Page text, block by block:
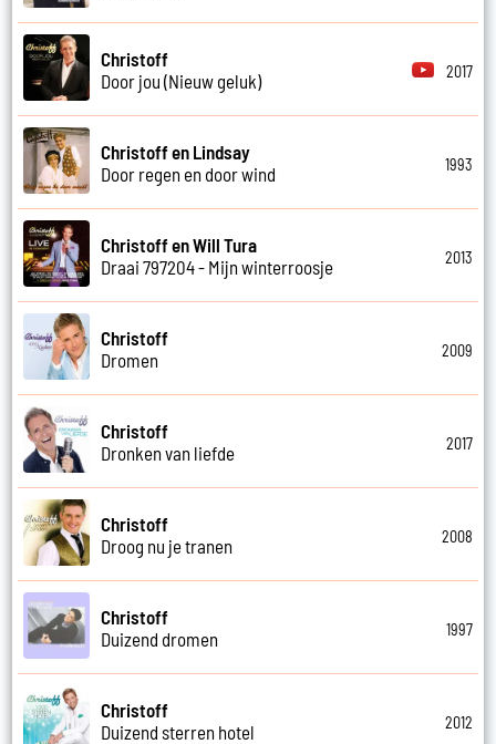
Christoff
Door jou (Nieuw geluk)
2017
Christoff en Lindsay
Door regen en door wind
1993
Christoff en Will Tura
Draai 797204 - Mijn winterroosje
2013
Christoff
Dromen
2009
Christoff
Dronken van liefde
2017
Christoff
Droog nu je tranen
2008
Christoff
Duizend dromen
1997
Christoff
Duizend sterren hotel
2012